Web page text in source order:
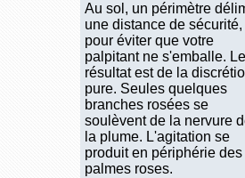
Au sol, un périmètre
une distance de sécurité,
pour éviter que votre
palpitant ne s'emballe. Le
résultat est de la
pure. Seules quelques
branches rosées se
soulèvent de la nervure
la plume. L'agitation se
produit en périphérie des
palmes roses.